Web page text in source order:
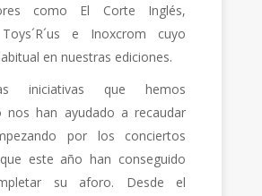
como El Corte Inglés,
e Inoxcrom cuyo
en nuestras ediciones.
iniciativas que hemos
nos han ayudado a recaudar
por los conciertos
este año han conseguido
su aforo. Desde el